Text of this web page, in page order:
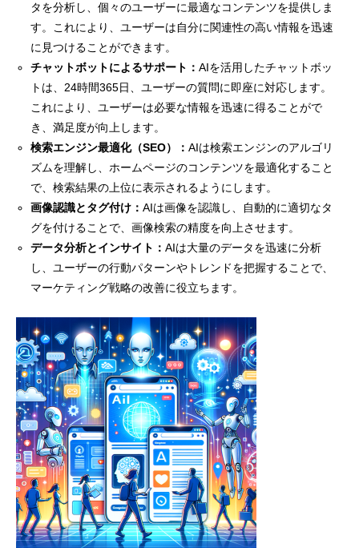
タを分析し、個々のユーザーに最適なコンテンツを提供しま
す。これにより、ユーザーは自分に関連性の高い情報を迅速
に見つけることができます。
チャットボットによるサポート：AIを活用したチャットボッ
トは、24時間365日、ユーザーの質問に即座に対応します。
これにより、ユーザーは必要な情報を迅速に得ることがで
き、満足度が向上します。
検索エンジン最適化（SEO）：AIは検索エンジンのアルゴリ
ズムを理解し、ホームページのコンテンツを最適化すること
で、検索結果の上位に表示されるようにします。
画像認識とタグ付け：AIは画像を認識し、自動的に適切なタ
グを付けることで、画像検索の精度を向上させます。
データ分析とインサイト：AIは大量のデータを迅速に分析
し、ユーザーの行動パターンやトレンドを把握することで、
マーケティング戦略の改善に役立ちます。